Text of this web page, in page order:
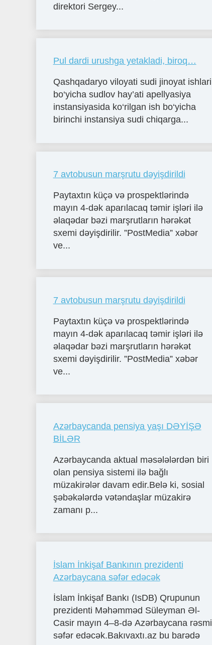
direktori Sergey...
Pul dardi urushga yetakladi, biroq…
Qashqadaryo viloyati sudi jinoyat ishlari
bo‘yicha sudlov hay’ati apellyasiya
instansiyasida ko‘rilgan ish bo‘yicha
birinchi instansiya sudi chiqarga...
7 avtobusun marşrutu dəyişdirildi
Paytaxtın küçə və prospektlərində
mayın 4-dək aparılacaq təmir işləri ilə
əlaqədar bəzi marşrutların hərəkət
sxemi dəyişdirilir. ”PostMedia” xəbər
ve...
7 avtobusun marşrutu dəyişdirildi
Paytaxtın küçə və prospektlərində
mayın 4-dək aparılacaq təmir işləri ilə
əlaqədar bəzi marşrutların hərəkət
sxemi dəyişdirilir. ”PostMedia” xəbər
ve...
Azərbaycanda pensiya yaşı DƏYİŞƏ
BİLƏR
Azərbaycanda aktual məsələlərdən biri
olan pensiya sistemi ilə bağlı
müzakirələr davam edir.Belə ki, sosial
şəbəkələrdə vətəndaşlar müzakirə
zamanı p...
İslam İnkişaf Bankının prezidenti
Azərbaycana səfər edəcək
İslam İnkişaf Bankı (IsDB) Qrupunun
prezidenti Məhəmməd Süleyman Əl-
Casir mayın 4–8-də Azərbaycana rəsmi
səfər edəcək.Bakıvaxtı.az bu barədə